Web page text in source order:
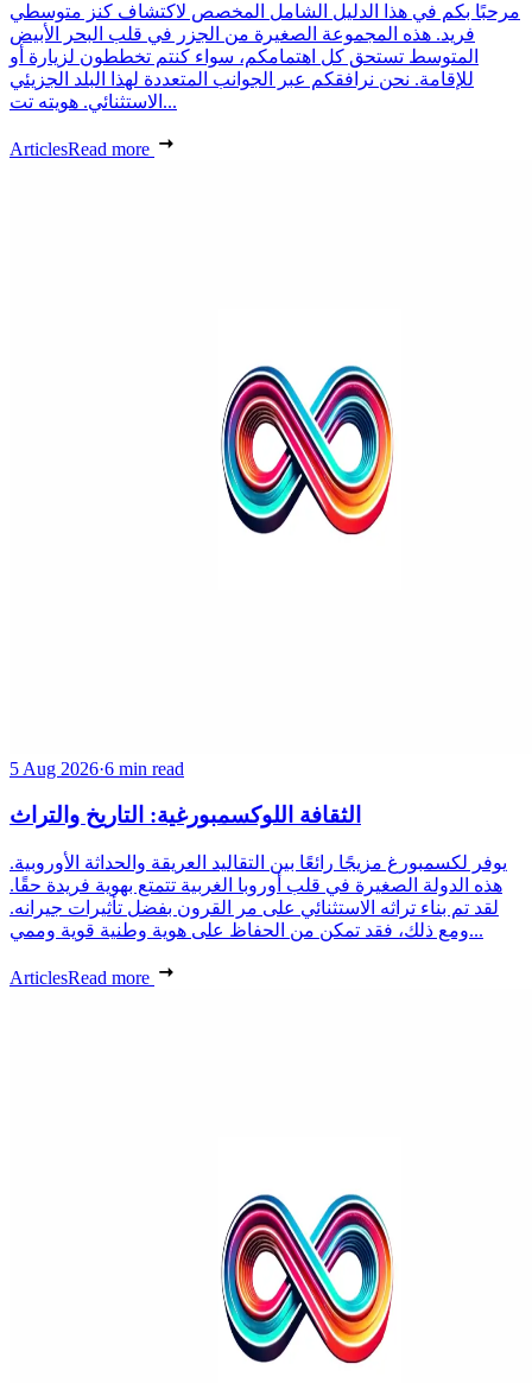
مرحبًا بكم في هذا الدليل الشامل المخصص لاكتشاف كنز متوسطي
فريد. هذه المجموعة الصغيرة من الجزر في قلب البحر الأبيض
المتوسط تستحق كل اهتمامكم، سواء كنتم تخططون لزيارة أو
للإقامة. نحن نرافقكم عبر الجوانب المتعددة لهذا البلد الجزيئي
الاستثنائي. هويته تت...
ArticlesRead more
5 Aug 2026·6 min read
الثقافة اللوكسمبورغية: التاريخ والتراث
يوفر لكسمبورغ مزيجًا رائعًا بين التقاليد العريقة والحداثة الأوروبية.
هذه الدولة الصغيرة في قلب أوروبا الغربية تتمتع بهوية فريدة حقًا.
لقد تم بناء تراثه الاستثنائي على مر القرون بفضل تأثيرات جيرانه.
ومع ذلك، فقد تمكن من الحفاظ على هوية وطنية قوية وممي...
ArticlesRead more